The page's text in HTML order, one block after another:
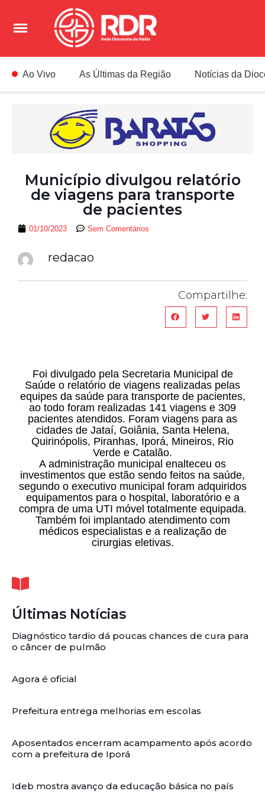
Ao Vivo As Últimas da Região Notícias da
Município divulgou relatório
de viagens para transporte
de pacientes
01/10/2023 Sem Comentários
redacao
Compartilhe:
Foi divulgado pela Secretaria Municipal de
Saúde o relatório de viagens realizadas pelas
equipes da saúde para transporte de pacientes,
ao todo foram realizadas 141 viagens e 309
pacientes atendidos. Foram viagens para as
cidades de Jataí, Goiânia, Santa Helena,
Quirinópolis, Piranhas, Iporá, Mineiros, Rio
Verde e Catalão.
A administração municipal enalteceu os
investimentos que estão sendo feitos na saúde,
segundo o executivo municipal foram adquiridos
equipamentos para o hospital, laboratório e a
compra de uma UTI móvel totalmente equipada.
Também foi implantado atendimento com
médicos especialistas e a realização de
cirurgias eletivas.
Últimas Notícias
Diagnóstico tardio dá poucas chances de cura para
o câncer de pulmão
Agora é oficial
Prefeitura entrega melhorias em escolas
Aposentados encerram acampamento após acordo
com a prefeitura de Iporá
Ideb mostra avanço da educação básica no país